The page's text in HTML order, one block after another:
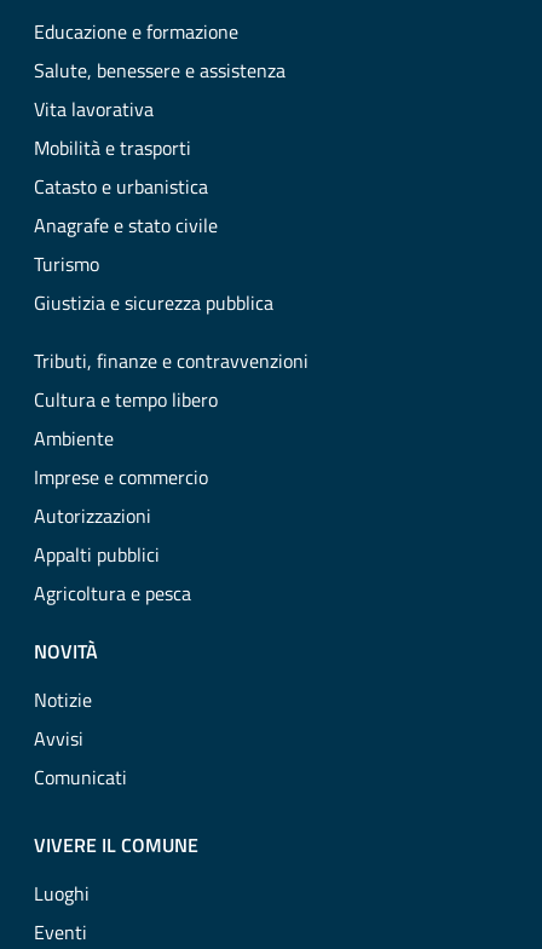
Educazione e formazione
Salute, benessere e assistenza
Vita lavorativa
Mobilità e trasporti
Catasto e urbanistica
Anagrafe e stato civile
Turismo
Giustizia e sicurezza pubblica
Tributi, finanze e contravvenzioni
Cultura e tempo libero
Ambiente
Imprese e commercio
Autorizzazioni
Appalti pubblici
Agricoltura e pesca
NOVITÀ
Notizie
Avvisi
Comunicati
VIVERE IL COMUNE
Luoghi
Eventi